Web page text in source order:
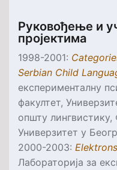
Руковођење и
пројектима
1998-2001:
Serbian Child
експерименталну
факултет,
општу
Универзитет у
2000-2003:
Лабораторија за